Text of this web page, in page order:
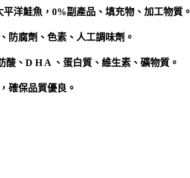
洋鮭魚，0%副產品、填充物、加工物質。
防腐劑、色素、人工調味劑。
酸、D H A 、蛋白質、維生素、礦物質。
確保品質優良。